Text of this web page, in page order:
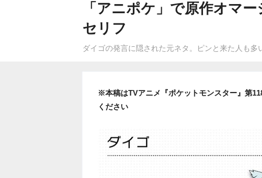
「アニポケ」で原作オマ
セリフ
ダイゴの発言に隠された元ネタ。ピンと来た人も多
※本稿はTVアニメ『ポケットモンスター』第
ください